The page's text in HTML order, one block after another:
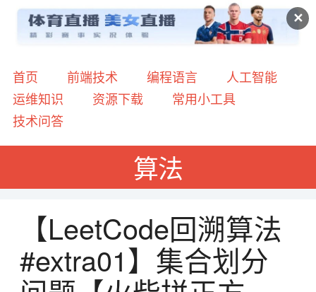
✕
首页 前端技术 编程语言
人工智能
运维知识
资源下载
常用小工具
技术问答
算法
【LeetCode回溯算法
#extra01】集合划分